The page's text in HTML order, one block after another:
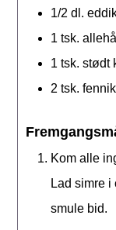
1/2 dl.
1 tsk.
1 tsk. stødt
2 tsk.
Kom alle
Lad simre
smule bid.